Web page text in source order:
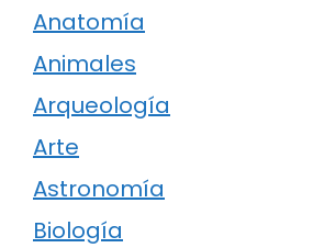
Anatomía
Animales
Arqueología
Arte
Astronomía
Biología